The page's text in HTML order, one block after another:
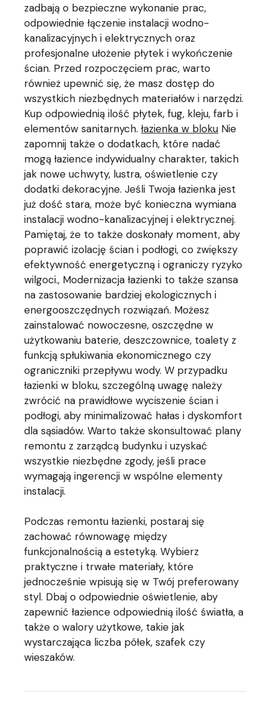
zadbają o bezpieczne wykonanie prac,
odpowiednie łączenie instalacji wodno-
kanalizacyjnych i elektrycznych oraz
profesjonalne ułożenie płytek i wykończenie
ścian. Przed rozpoczęciem prac, warto
również upewnić się, że masz dostęp do
wszystkich niezbędnych materiałów i narzędzi.
Kup odpowiednią ilość płytek, fug, kleju, farb i
elementów sanitarnych.łazienka w bloku Nie
zapomnij także o dodatkach, które nadać
mogą łazience indywidualny charakter, takich
jak nowe uchwyty, lustra, oświetlenie czy
dodatki dekoracyjne. Jeśli Twoja łazienka jest
już dość stara, może być konieczna wymiana
instalacji wodno-kanalizacyjnej i elektrycznej.
Pamiętaj, że to także doskonały moment, aby
poprawić izolację ścian i podłogi, co zwiększy
efektywność energetyczną i ograniczy ryzyko
wilgoci., Modernizacja łazienki to także szansa
na zastosowanie bardziej ekologicznych i
energooszczędnych rozwiązań. Możesz
zainstalować nowoczesne, oszczędne w
użytkowaniu baterie, deszczownice, toalety z
funkcją spłukiwania ekonomicznego czy
ograniczniki przepływu wody. W przypadku
łazienki w bloku, szczególną uwagę należy
zwrócić na prawidłowe wyciszenie ścian i
podłogi, aby minimalizować hałas i dyskomfort
dla sąsiadów. Warto także skonsultować plany
remontu z zarządcą budynku i uzyskać
wszystkie niezbędne zgody, jeśli prace
wymagają ingerencji w wspólne elementy
instalacji.
Podczas remontu łazienki, postaraj się
zachować równowagę między
funkcjonalnością a estetyką. Wybierz
praktyczne i trwałe materiały, które
jednocześnie wpisują się w Twój preferowany
styl. Dbaj o odpowiednie oświetlenie, aby
zapewnić łazience odpowiednią ilość światła, a
także o walory użytkowe, takie jak
wystarczająca liczba półek, szafek czy
wieszaków.